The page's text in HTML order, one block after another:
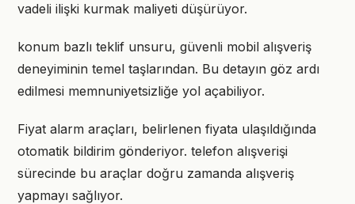
vadeli ilişki kurmak maliyeti düşürüyor.
konum bazlı teklif unsuru, güvenli mobil alışveriş
deneyiminin temel taşlarından. Bu detayın göz ardı
edilmesi memnuniyetsizliğe yol açabiliyor.
Fiyat alarm araçları, belirlenen fiyata ulaşıldığında
otomatik bildirim gönderiyor. telefon alışverişi
sürecinde bu araçlar doğru zamanda alışveriş
yapmayı sağlıyor.